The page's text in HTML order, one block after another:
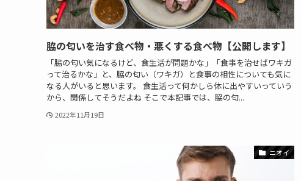
脇の匂いを治す食べ物・悪くする食べ物【公開します】
「脇の匂い気になるけど、食生活が問題かな」「食事を治せばワキガ
って治るかな」と、脇の匂い（ワキガ）と食事の相性についても気に
なる人がいると思います。 食生活って何かしら体に出やすいっていう
から、関係してそうだよね そこで本記事では、脇の匂...
2022年11月19日
ニオイ